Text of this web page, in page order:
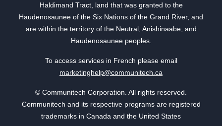
Haldimand Tract, land that was granted to the
Haudenosaunee of the Six Nations of the Grand River, and
are within the territory of the Neutral, Anishinaabe, and
Haudenosaunee peoples.
To access services in French please email
marketinghelp@communitech.ca
© Communitech Corporation. All rights reserved.
Communitech and its respective programs are registered
trademarks in Canada and the United States